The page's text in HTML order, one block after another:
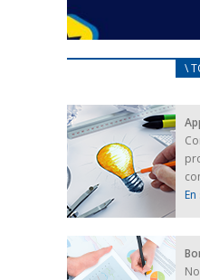
CARNET
25 avril 2022
Afin d’accompagner
ukrainiens arrivés en
FEUILLETER
\